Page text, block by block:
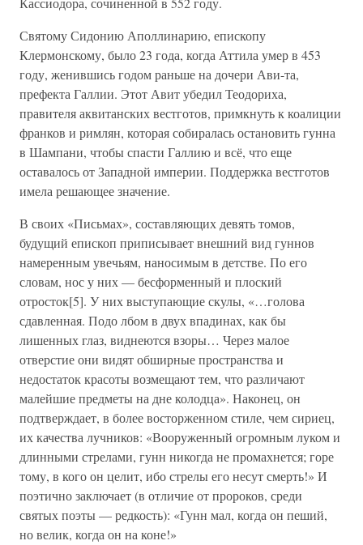
Святому Сидонию Аполлинарию, епископу
Клермонскому, было 23 года, когда Аттила умер в 453
году, женившись годом раньше на дочери Ави-та,
префекта Галлии. Этот Авит убедил Теодориха,
правителя аквитанских вестготов, примкнуть к коалиции
франков и римлян, которая собиралась остановить гунна
в Шампани, чтобы спасти Галлию и всё, что еще
оставалось от Западной империи. Поддержка вестготов
имела решающее значение.
В своих «Письмах», составляющих девять томов,
будущий епископ приписывает внешний вид гуннов
намеренным увечьям, наносимым в детстве. По его
словам, нос у них — бесформенный и плоский
отросток[5]. У них выступающие скулы, «…голова
сдавленная. Подо лбом в двух впадинах, как бы
лишенных глаз, виднеются взоры… Через малое
отверстие они видят обширные пространства и
недостаток красоты возмещают тем, что различают
малейшие предметы на дне колодца». Наконец, он
подтверждает, в более восторженном стиле, чем сириец,
их качества лучников: «Вооруженный огромным луком и
длинными стрелами, гунн никогда не промахнется; горе
тому, в кого он целит, ибо стрелы его несут смерть!» И
поэтично заключает (в отличие от пророков, среди
святых поэты — редкость): «Гунн мал, когда он пеший,
но велик, когда он на коне!»